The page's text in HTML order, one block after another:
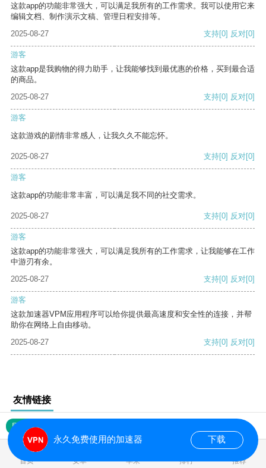
这款app的功能非常强大，可以满足我所有的工作需求。我可以使用它来
编辑文档、制作演示文稿、管理日程安排等。
2025-08-27
支持[0] 反对[0]
游客
这款app是我购物的得力助手，让我能够找到最优惠的价格，买到最合适
的商品。
2025-08-27
支持[0] 反对[0]
游客
这款游戏的剧情非常感人，让我久久不能忘怀。
2025-08-27 支持[0] 反对[0]
游客
这款app的功能非常丰富，可以满足我不同的社交需求。
2025-08-27 支持[0] 反对[0]
游客
这款app的功能非常强大，可以满足我所有的工作需求，让我能够在工作
中游刃有余。
2025-08-27
支持[0] 反对[0]
游客
这款加速器VPM应用程序可以给你提供最高速度和安全性的连接，并帮
助你在网络上自由移动。
2025-08-27
支持[0] 反对[0]
友情链接
网站地图
首页 安卓 苹果 排行 推荐
永久免费使用的加速器 下载
0.020430s